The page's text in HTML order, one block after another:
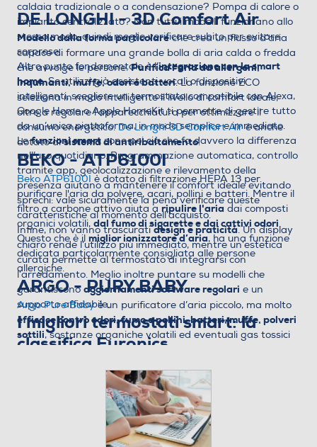
caldaia tradizionale o a condensazione? Pompa di calore o
impianto centralizzato? Non tutti i modelli funzionano allo
stesso modo, quindi meglio verificare subito per evitare
sorprese.
Altro punto fondamentale è l’integrazione con la smart
home. Se utilizzi già assistenti vocali o dispositivi
intelligenti, scegliere un termostato compatibile con Alexa,
Google Home o Apple HomeKit ti permette di gestire tutto
da un’unica piattaforma, in modo semplice e immediato.
Lefunzioni smartsono poi ciò che fa davvero la differenza
nell’uso quotidiano. Programmazione automatica, controllo
tramite app, geolocalizzazione e rilevamento della
presenza aiutano a mantenere il comfort ideale evitando
sprechi: vale sicuramente la pena verificare queste
caratteristiche al momento dell’acquisto.
Infine, non vanno trascuratidesign e praticità. Un display
chiaro rende l’utilizzo più immediato, mentre un’estetica
curata permette al termostato di integrarsi con
l’arredamento. Meglio inoltre puntare su modelli che
garantisconoaggiornamenti software regolari e un
supporto affidabile.
I migliori termostati smart: la
classifica Euronics
una scelta che tiene conto di
funzionalità, facilità d’uso, compatibilità con i principali
ecosistemi smart e rapporto qualità-prezzo, per aiutarti a
individuare il modello più adatto alle esigenze della tua
DE LONGHI - 3D Comfort Air
Modello dalla forma particolareche crea un flusso d’aria
capace di formare una grande bolla di aria calda o fredda
che avvolge le persone.Purifica l’aria da allergeni,
inquinanti, muffe, odori e batteri. La funzione ECO
seleziona in modo intelligente il livello di comfort ideale,
oltre a regolare l'apparecchiatura per ottimizzare il
consumo energetico.De Longhi 3D Comfort Airè anche
dotato disistema di antiribaltamento.
BEKO - ATP6100I
Beko ATP6100I è dotato di filtrazione HEPA 13 per
purificare l'aria da polvere, acari, pollini e batteri. Mentre il
filtro a carbone attivo aiuta aripulire l'aria dai composti
organici volatili,dal fumo di sigarette e dai cattivi odori.
Questo che è ilmiglior ionizzatore d’aria, ha una funzione
dedicata particolarmente consigliata alle persone
allergiche.
ARGO - PURY BABY
Argo Pure Babyè un purificatore d’aria piccolo, ma molto
efficace contro odori, fumo e pollini, batteri, muffe, polveri
sottili, sostanze organiche volatili ed eventuali gas tossici
efficace. Questo purificatoreoccupa poco spazio
stare sia su un piano d’appoggio che a pavimento.
ROWENTA - QU5030 Rowenta